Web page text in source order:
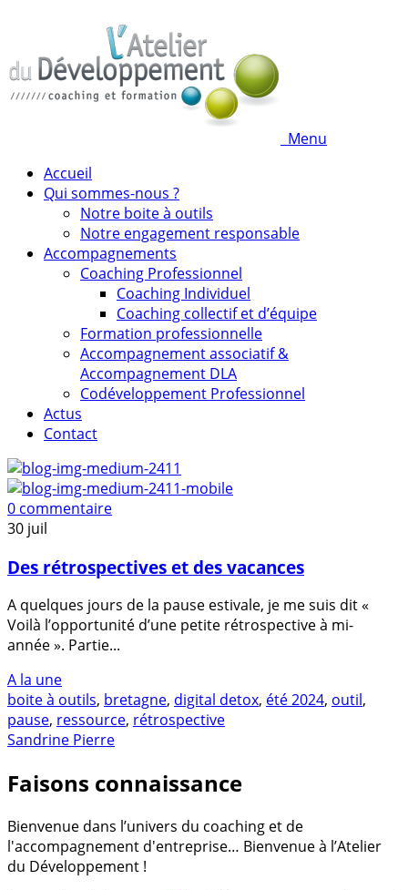
Menu
Accueil
Qui sommes-nous ?
Notre boite à outils
Notre engagement responsable
Accompagnements
Coaching Professionnel
Coaching Individuel
Coaching collectif et d’équipe
Formation professionnelle
Accompagnement associatif &
Accompagnement DLA
Codéveloppement Professionnel
Actus
Contact
0 commentaire
30 juil
Des rétrospectives et des vacances
A quelques jours de la pause estivale, je me suis dit «
Voilà l’opportunité d’une petite rétrospective à mi-
année ». Partie...
A la une
boite à outils, bretagne, digital detox, été 2024, outil,
pause, ressource, rétrospective
Sandrine Pierre
Faisons connaissance
Bienvenue dans l’univers du coaching et de
l'accompagnement d'entreprise… Bienvenue à l’Atelier
du Développement !